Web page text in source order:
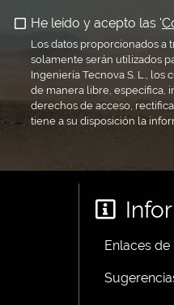
He leído y acepto las '
Los datos proporcionados a
solamente serán utilizados
Ingeniería Tecnova S. L., los
de manera libre, específica,
derechos de acceso,
tiene a su disposición la
Enlaces de